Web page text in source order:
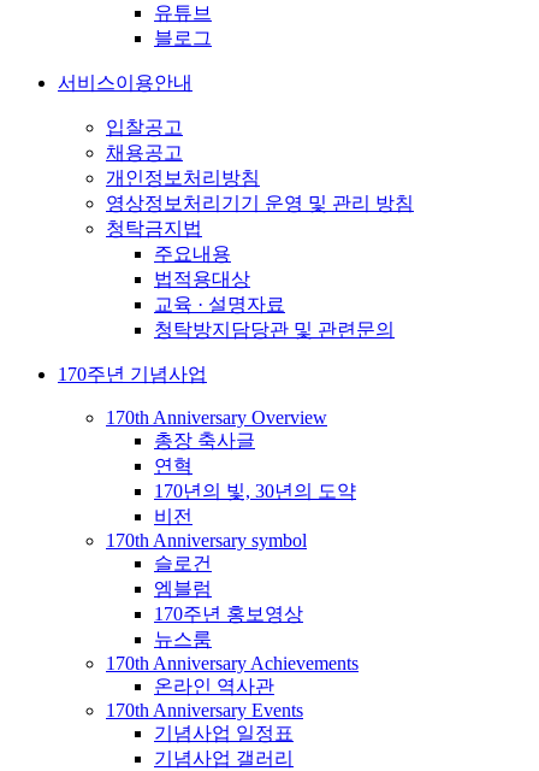
유튜브
블로그
서비스이용안내
입찰공고
채용공고
개인정보처리방침
영상정보처리기기 운영 및 관리 방침
청탁금지법
주요내용
법적용대상
교육 · 설명자료
청탁방지담당관 및 관련문의
170주년 기념사업
170th Anniversary Overview
총장 축사글
연혁
170년의 빛, 30년의 도약
비전
170th Anniversary symbol
슬로건
엠블럼
170주년 홍보영상
뉴스룸
170th Anniversary Achievements
온라인 역사관
170th Anniversary Events
기념사업 일정표
기념사업 갤러리